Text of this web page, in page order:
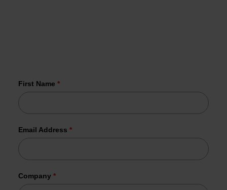
First Name *
Email Address *
Company *